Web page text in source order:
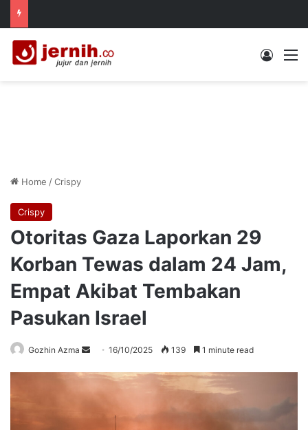
Log In
Home /Crispy
Crispy
Otoritas Gaza Laporkan 29
Korban Tewas dalam 24 Jam,
Empat Akibat Tembakan
Pasukan Israel
Gozhin Azma
Send
email
16/10/2025 139 1 minute read